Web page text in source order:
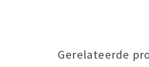
Gerelateerde